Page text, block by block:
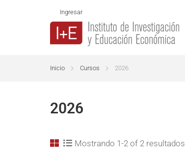
Ingresar
Inicio Cursos 2026
2026
Mostrando 1-2 of 2 resultados